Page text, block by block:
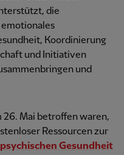
die
Koordinierung
und Initiativen
und
26. Mai betroffen waren,
Ressourcen zur
Gesundheit